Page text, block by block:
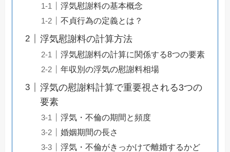
浮気慰謝料の基本概念
不貞行為の定義とは？
浮気慰謝料の計算方法
浮気慰謝料の計算に関係する8つの要素
年収別の浮気の慰謝料相場
浮気の慰謝料計算で重要視される3つの
要素
浮気・不倫の期間と頻度
婚姻期間の長さ
浮気・不倫がきっかけで離婚するかど